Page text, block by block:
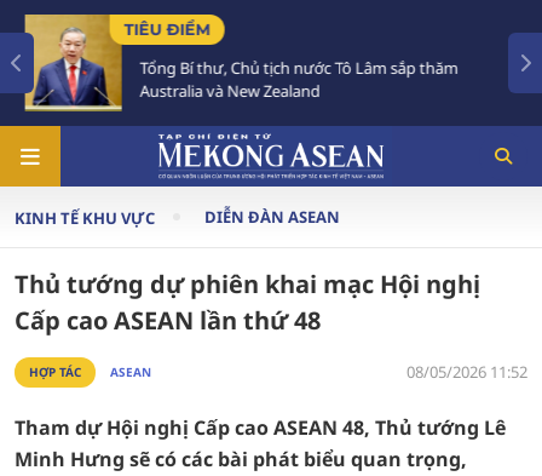
TIÊU ĐIỂM
Tổng Bí thư, Chủ tịch nước Tô Lâm sắp thăm
Australia và New Zealand
KINH TẾ KHU VỰC DIỄN ĐÀN ASEAN
Thủ tướng dự phiên khai mạc Hội nghị
Cấp cao ASEAN lần thứ 48
HỢP TÁC ASEAN 08/05/2026 11:52
Tham dự Hội nghị Cấp cao ASEAN 48, Thủ tướng Lê
Minh Hưng sẽ có các bài phát biểu quan trọng,